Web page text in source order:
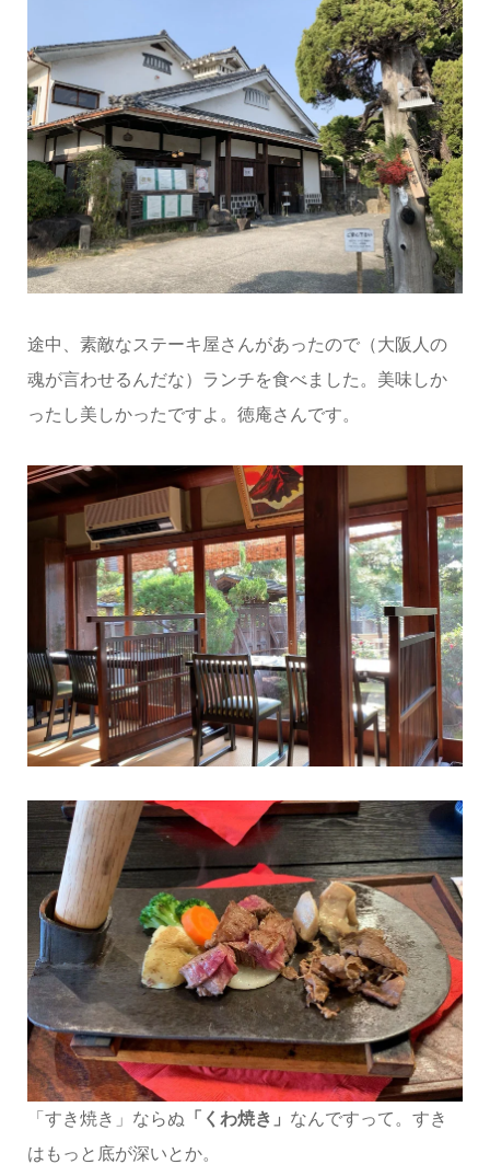
途中、素敵なステーキ屋さんがあったので（大阪人の
魂が言わせるんだな）ランチを食べました。美味しか
ったし美しかったですよ。徳庵さんです。
「すき焼き」ならぬ 「くわ焼き」 なんですって。すき
はもっと底が深いとか。